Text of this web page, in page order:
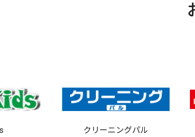
クリーニングパル